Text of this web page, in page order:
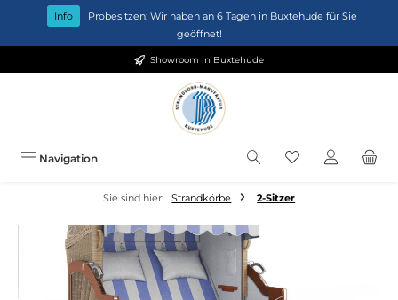
Zum Hauptinhalt springen
Info
Probesitzen: Wir haben an 6 Tagen in Buxtehude für Sie
geöffnet!
Showroom in Buxtehude
Navigation Du hast 0
Sie sind hier: Strandkörbe 2-Sitzer
Bildergalerie überspringen